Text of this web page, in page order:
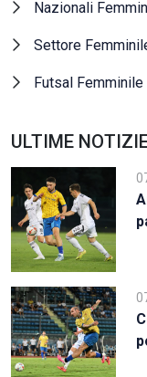
Nazionali
Settore
Futsal Femminile
ULTIME